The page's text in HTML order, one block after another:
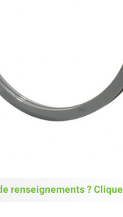
Demande de